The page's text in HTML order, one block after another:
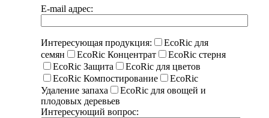
E-mail адрес:
Интересующая продукция:
EcoRic для
семян
EcoRic Концентрат
EcoRic стерня
EcoRic Защита
EcoRic для цветов
EcoRic Компостирование
EcoRic
Удаление запаха
EcoRic для овощей и
плодовых деревьев
Интересующий вопрос: